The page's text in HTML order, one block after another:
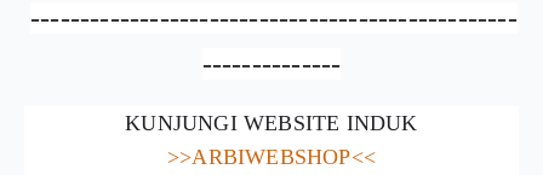
-------------------------------------------------
--------------
KUNJUNGI WEBSITE INDUK
>>ARBIWEBSHOP<<